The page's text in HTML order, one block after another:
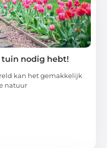
tuin nodig hebt!
kan het gemakkelijk
natuur